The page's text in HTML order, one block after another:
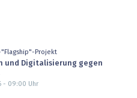
"Flagship"-Projekt
und Digitalisierung gegen
- 09:00 Uhr